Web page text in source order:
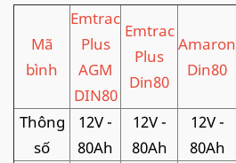
Mã
bình
Emtrac
Plus
AGM
DIN80
Emtrac
Plus
Din80
Amaron
Din80
Thông
số
12V -
80Ah
12V -
80Ah
12V -
80Ah